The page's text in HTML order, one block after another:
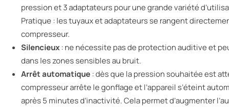
pression et 3 adaptateurs pour une grande variété
Pratique : les tuyaux et adaptateurs se rangent
compresseur.
Silencieux: ne nécessite pas de protection auditive et
dans les zones sensibles au bruit.
Arrêt automatique: dès que la pression souhaitée est
compresseur arrête le gonflage et l’appareil s’éteint
après 5 minutes d’inactivité. Cela permet d’augmenter